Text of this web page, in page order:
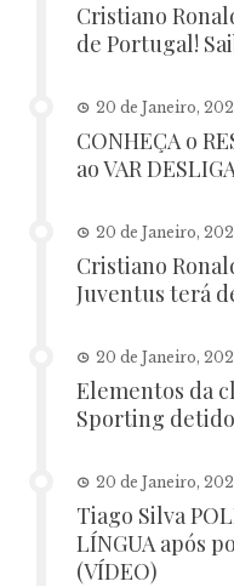
Cristiano
de Portugal!
20 de Janeiro,
CONHEÇA o
ao VAR
20 de Janeiro,
Cristiano
Juventus terá
20 de Janeiro,
Elementos da
Sporting
20 de Janeiro,
Tiago Silva
LÍNGUA após
(VÍDEO)